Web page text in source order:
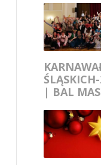
| BAL